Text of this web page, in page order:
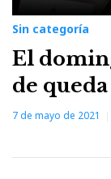
Sin categoría
El
de
7 de mayo de 2021